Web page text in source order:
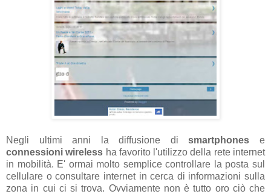
Negli ultimi anni la diffusione dismartphonese
connessioni wireless ha favorito l'utilizzo della rete internet
in mobilità. E' ormai molto semplice controllare la posta sul
cellulare o consultare internet in cerca di informazioni sulla
zona in cui ci si trova. Ovviamente non è tutto oro ciò che